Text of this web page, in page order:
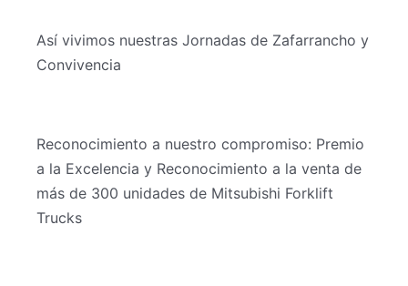
Así vivimos nuestras Jornadas de Zafarrancho y
Convivencia
Reconocimiento a nuestro compromiso: Premio
a la Excelencia y Reconocimiento a la venta de
más de 300 unidades de Mitsubishi Forklift
Trucks